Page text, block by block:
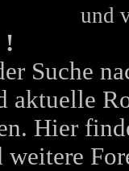
und
!
Suche
aktuelle
Hier
weitere